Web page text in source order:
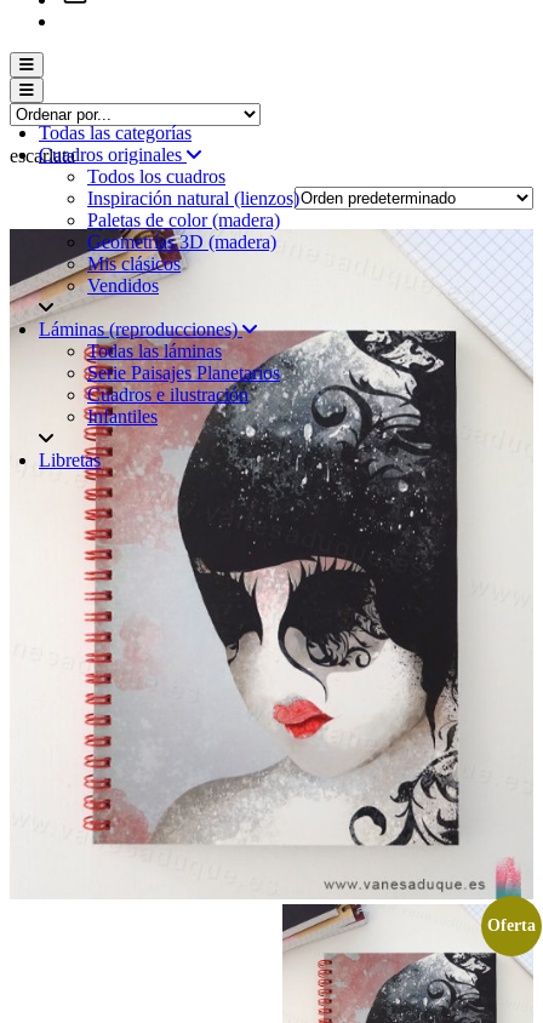
Menú conmutador hamburguesa
Todas las categorías
Cuadros originales
Todos los cuadros
Inspiración natural (lienzos)
Paletas de color (madera)
Geometrías 3D (madera)
Mis clásicos
Vendidos
Láminas (reproducciones)
Todas las láminas
Serie Paisajes Planetarios
Cuadros e ilustración
Infantiles
Libretas
Menú conmutador hamburguesa
escarlata
Oferta